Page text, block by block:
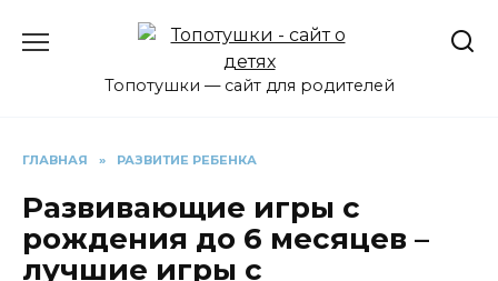
Топотушки — сайт для родителей
ГЛАВНАЯ » РАЗВИТИЕ РЕБЕНКА
Развивающие игры с
рождения до 6 месяцев –
лучшие игры с